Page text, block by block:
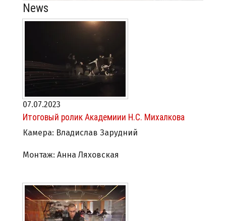
News
07.07.2023
Итоговый ролик Академиии Н.С. Михалкова
Камера: Владислав Зарудний
Монтаж: Анна Ляховская